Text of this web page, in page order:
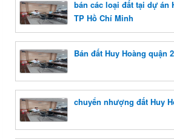
bán các loại đất tại dự án
TP Hồ Chí Minh
Bán đất Huy Hoàng quận
chuyển nhượng đất Huy